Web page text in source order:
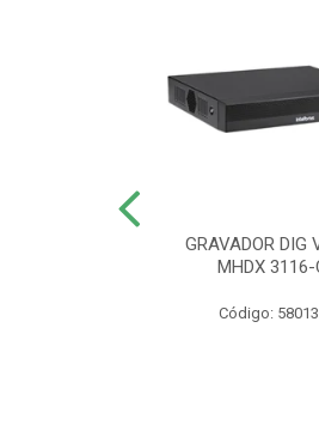
GRAVADOR DIG
MHDX 3116-
Código: